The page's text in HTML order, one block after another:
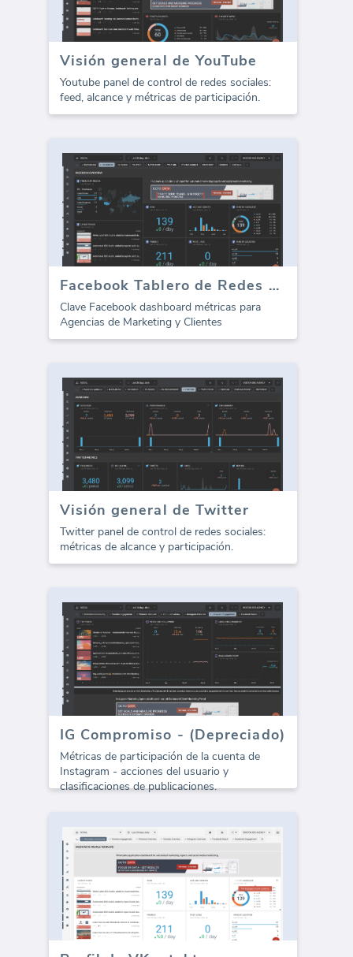
Visión general de YouTube
Youtube panel de control de redes sociales:
feed, alcance y métricas de participación.
Facebook Tablero de Redes Sociales - Resumen
Clave Facebook dashboard métricas para
Agencias de Marketing y Clientes
Visión general de Twitter
Twitter panel de control de redes sociales:
métricas de alcance y participación.
IG Compromiso - (Depreciado)
Métricas de participación de la cuenta de
Instagram - acciones del usuario y
clasificaciones de publicaciones.